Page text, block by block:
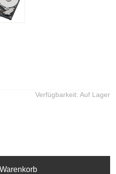
Verfügbarkeit: Auf Lager